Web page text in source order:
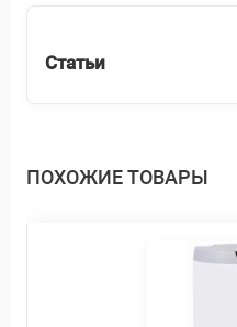
Статьи
ПОХОЖИЕ ТОВАРЫ